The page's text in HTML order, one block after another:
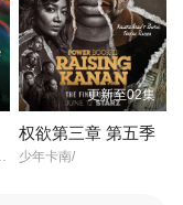
更新至02集
权欲第三章 第五季
少年卡南/